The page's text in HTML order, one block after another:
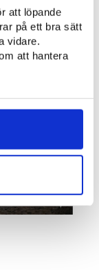
att löpande
på ett bra sätt
vidare.
att hantera